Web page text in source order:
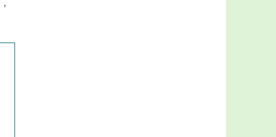
，